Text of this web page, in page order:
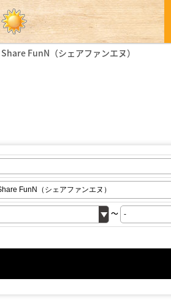
Share FunN（シェアファンエヌ）
～